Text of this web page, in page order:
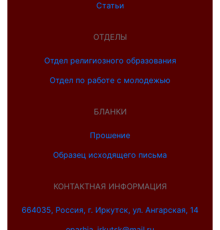
Статьи
ОТДЕЛЫ
Отдел религиозного образования
Отдел по работе с молодежью
БЛАНКИ
Прошение
Образец исходящего письма
КОНТАКТНАЯ ИНФОРМАЦИЯ
664035, Россия, г. Иркутск, ул. Ангарская, 14